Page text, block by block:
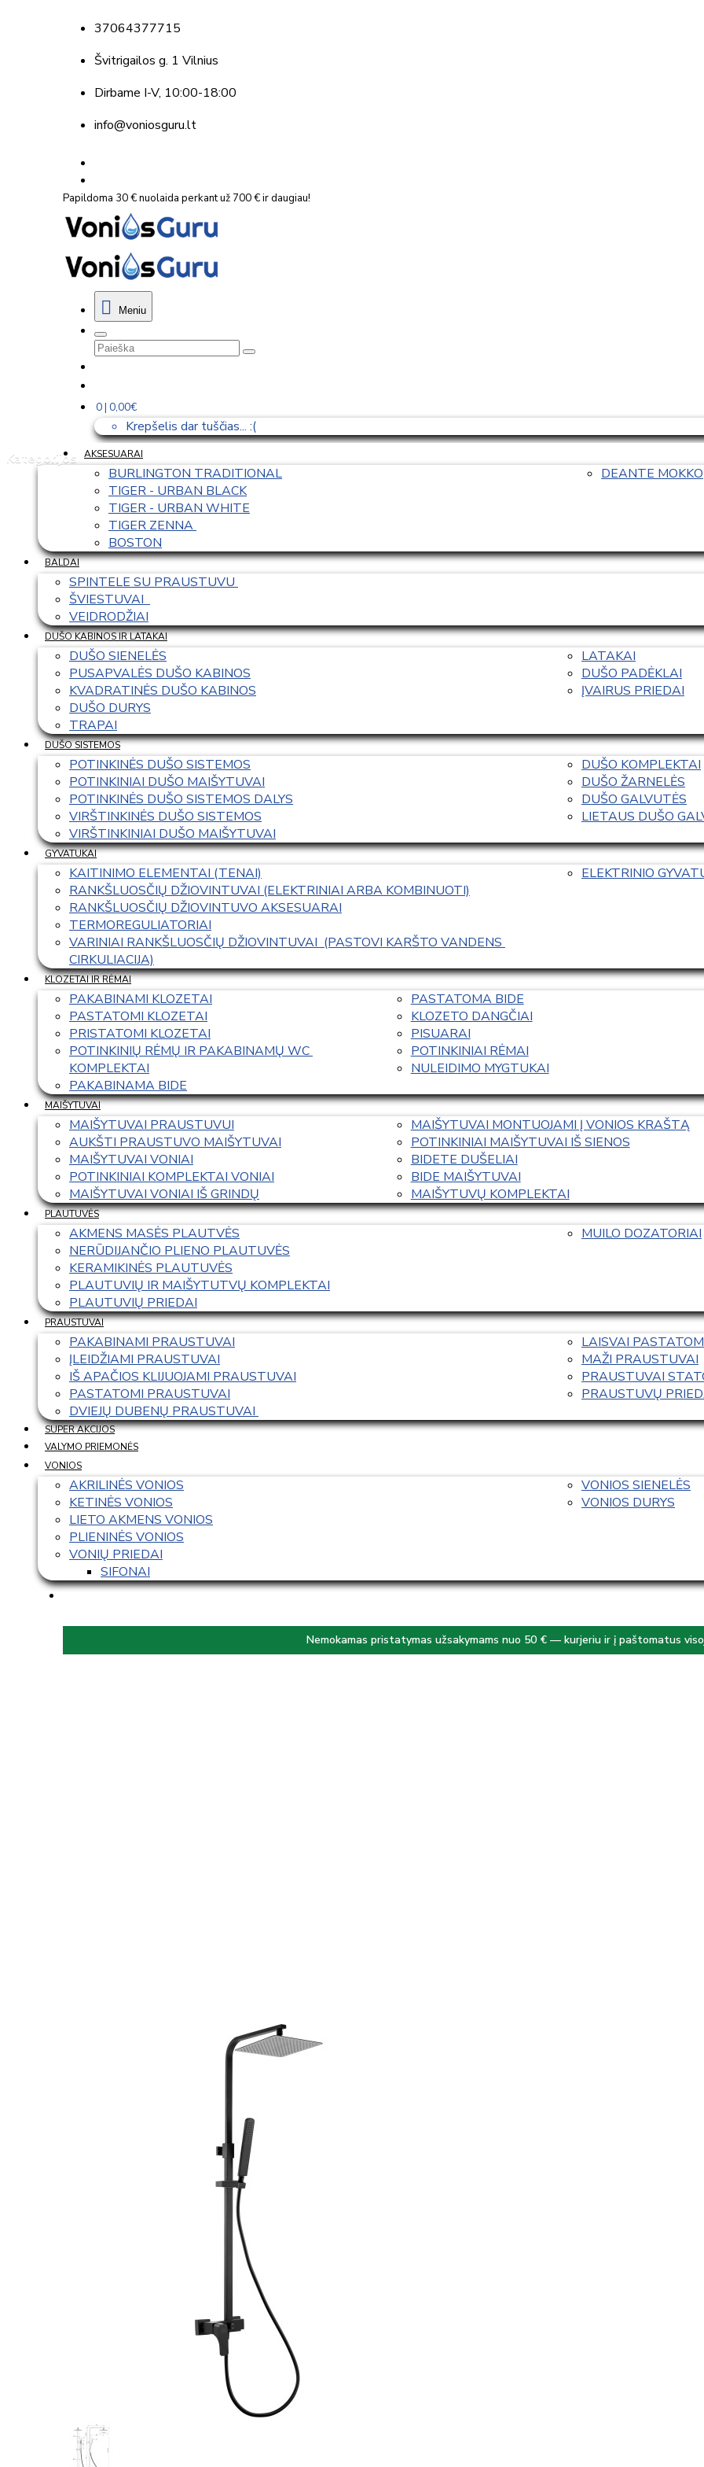
37064377715
Švitrigailos g. 1 Vilnius
Dirbame I-V, 10:00-18:00
info@voniosguru.lt
Papildoma 30 € nuolaida perkant už 700 € ir daugiau!
Meniu
0 | 0,00€
Krepšelis dar tuščias... :(
Kategorijos
AKSESUARAI
BURLINGTON TRADITIONAL
TIGER - URBAN BLACK
TIGER - URBAN WHITE
TIGER ZENNA
BOSTON
DEANTE MOKKO
BALDAI
SPINTELE SU PRAUSTUVU
ŠVIESTUVAI
VEIDRODŽIAI
DUŠO KABINOS IR LATAKAI
DUŠO SIENELĖS
PUSAPVALĖS DUŠO KABINOS
KVADRATINĖS DUŠO KABINOS
DUŠO DURYS
TRAPAI
LATAKAI
DUŠO PADĖKLAI
ĮVAIRUS PRIEDAI
DUŠO SISTEMOS
POTINKINĖS DUŠO SISTEMOS
POTINKINIAI DUŠO MAIŠYTUVAI
POTINKINĖS DUŠO SISTEMOS DALYS
VIRŠTINKINĖS DUŠO SISTEMOS
VIRŠTINKINIAI DUŠO MAIŠYTUVAI
DUŠO KOMPLEKTAI
DUŠO ŽARNELĖS
DUŠO GALVUTĖS
LIETAUS DUŠO
GYVATUKAI
KAITINIMO ELEMENTAI (TENAI)
RANKŠLUOSČIŲ DŽIOVINTUVAI (ELEKTRINIAI ARBA KOMBINUOTI)
RANKŠLUOSČIŲ DŽIOVINTUVO AKSESUARAI
TERMOREGULIATORIAI
VARINIAI RANKŠLUOSČIŲ DŽIOVINTUVAI  (PASTOVI KARŠTO VANDENS
CIRKULIACIJA)
ELEKTRINIO
KLOZETAI IR RĖMAI
PAKABINAMI KLOZETAI
PASTATOMI KLOZETAI
PRISTATOMI KLOZETAI
POTINKINIŲ RĖMŲ IR PAKABINAMŲ WC
KOMPLEKTAI
PAKABINAMA BIDE
PASTATOMA BIDE
KLOZETO DANGČIAI
PISUARAI
POTINKINIAI RĖMAI
NULEIDIMO MYGTUKAI
MAIŠYTUVAI
MAIŠYTUVAI PRAUSTUVUI
AUKŠTI PRAUSTUVO MAIŠYTUVAI
MAIŠYTUVAI VONIAI
POTINKINIAI KOMPLEKTAI VONIAI
MAIŠYTUVAI VONIAI IŠ GRINDŲ
MAIŠYTUVAI MONTUOJAMI Į VONIOS KRAŠTĄ
POTINKINIAI MAIŠYTUVAI IŠ SIENOS
BIDETE DUŠELIAI
BIDE MAIŠYTUVAI
MAIŠYTUVŲ KOMPLEKTAI
PLAUTUVĖS
AKMENS MASĖS PLAUTVĖS
NERŪDIJANČIO PLIENO PLAUTUVĖS
KERAMIKINĖS PLAUTUVĖS
PLAUTUVIŲ IR MAIŠYTUTVŲ KOMPLEKTAI
PLAUTUVIŲ PRIEDAI
MUILO DOZATORIAI
PRAUSTUVAI
PAKABINAMI PRAUSTUVAI
ĮLEIDŽIAMI PRAUSTUVAI
IŠ APAČIOS KLIJUOJAMI PRAUSTUVAI
PASTATOMI PRAUSTUVAI
DVIEJŲ DUBENŲ PRAUSTUVAI
LAISVAI
MAŽI PRAUSTUVAI
PRAUSTUVAI
PRAUSTUVŲ
SUPER AKCIJOS
VALYMO PRIEMONĖS
VONIOS
AKRILINĖS VONIOS
KETINĖS VONIOS
LIETO AKMENS VONIOS
PLIENINĖS VONIOS
VONIŲ PRIEDAI
SIFONAI
VONIOS SIENELĖS
VONIOS DURYS
Nemokamas pristatymas užsakymams nuo 50 € — kurjeriu ir į paštomatus